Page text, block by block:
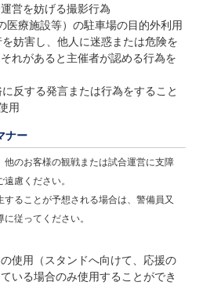
営を妨げる撮影行為
医療施設等）の駐車場の目的外利用
妨害し、他人に迷惑または危険を
れがあると主催者が認める行為を
反する発言または行為をすること
用
ナー
のお客様の観戦または試合運営に支障
慮ください。
ることが予想される場合は、警備員又
従ってください。
使用（スタンドへ向けて、応援の
いる場合のみ使用することができ